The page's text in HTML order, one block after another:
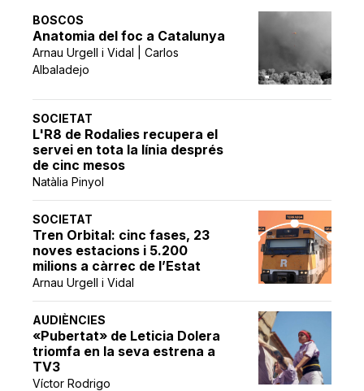
BOSCOS
Anatomia del foc a Catalunya
Arnau Urgell i Vidal | Carlos
Albaladejo
SOCIETAT
L'R8 de Rodalies recupera el
servei en tota la línia després
de cinc mesos
Natàlia Pinyol
SOCIETAT
Tren Orbital: cinc fases, 23
noves estacions i 5.200
milions a càrrec de l’Estat
Arnau Urgell i Vidal
AUDIÈNCIES
«Pubertat» de Leticia Dolera
triomfa en la seva estrena a
TV3
Víctor Rodrigo